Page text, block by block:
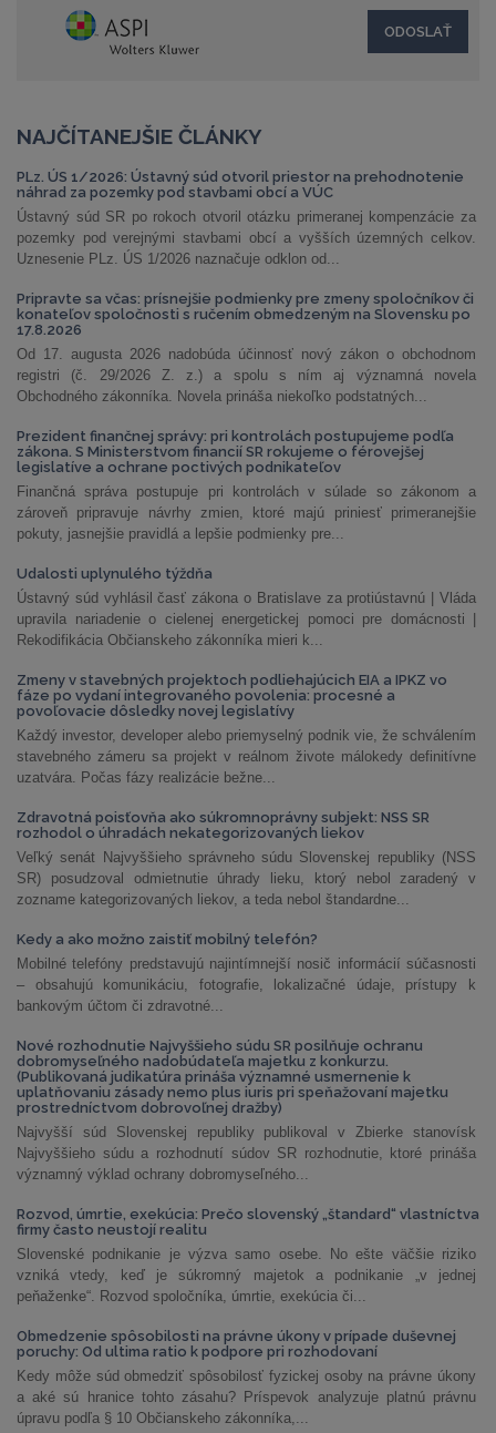
NAJČÍTANEJŠIE ČLÁNKY
PLz. ÚS 1/2026: Ústavný súd otvoril priestor na prehodnotenie
náhrad za pozemky pod stavbami obcí a VÚC
Ústavný súd SR po rokoch otvoril otázku primeranej kompenzácie za
pozemky pod verejnými stavbami obcí a vyšších územných celkov.
Uznesenie PLz. ÚS 1/2026 naznačuje odklon od...
Pripravte sa včas: prísnejšie podmienky pre zmeny spoločníkov či
konateľov spoločnosti s ručením obmedzeným na Slovensku po
17.8.2026
Od 17. augusta 2026 nadobúda účinnosť nový zákon o obchodnom
registri (č. 29/2026 Z. z.) a spolu s ním aj významná novela
Obchodného zákonníka. Novela prináša niekoľko podstatných...
Prezident finančnej správy: pri kontrolách postupujeme podľa
zákona. S Ministerstvom financií SR rokujeme o férovejšej
legislatíve a ochrane poctivých podnikateľov
Finančná správa postupuje pri kontrolách v súlade so zákonom a
zároveň pripravuje návrhy zmien, ktoré majú priniesť primeranejšie
pokuty, jasnejšie pravidlá a lepšie podmienky pre...
Udalosti uplynulého týždňa
Ústavný súd vyhlásil časť zákona o Bratislave za protiústavnú | Vláda
upravila nariadenie o cielenej energetickej pomoci pre domácnosti |
Rekodifikácia Občianskeho zákonníka mieri k...
Zmeny v stavebných projektoch podliehajúcich EIA a IPKZ vo
fáze po vydaní integrovaného povolenia: procesné a
povoľovacie dôsledky novej legislatívy
Každý investor, developer alebo priemyselný podnik vie, že schválením
stavebného zámeru sa projekt v reálnom živote málokedy definitívne
uzatvára. Počas fázy realizácie bežne...
Zdravotná poisťovňa ako súkromnoprávny subjekt: NSS SR
rozhodol o úhradách nekategorizovaných liekov
Veľký senát Najvyššieho správneho súdu Slovenskej republiky (NSS
SR) posudzoval odmietnutie úhrady lieku, ktorý nebol zaradený v
zozname kategorizovaných liekov, a teda nebol štandardne...
Kedy a ako možno zaistiť mobilný telefón?
Mobilné telefóny predstavujú najintímnejší nosič informácií súčasnosti
– obsahujú komunikáciu, fotografie, lokalizačné údaje, prístupy k
bankovým účtom či zdravotné...
Nové rozhodnutie Najvyššieho súdu SR posilňuje ochranu
dobromyseľného nadobúdateľa majetku z konkurzu.
(Publikovaná judikatúra prináša významné usmernenie k
uplatňovaniu zásady nemo plus iuris pri speňažovaní majetku
prostredníctvom dobrovoľnej dražby)
Najvyšší súd Slovenskej republiky publikoval v Zbierke stanovísk
Najvyššieho súdu a rozhodnutí súdov SR rozhodnutie, ktoré prináša
významný výklad ochrany dobromyseľného...
Rozvod, úmrtie, exekúcia: Prečo slovenský „štandard“ vlastníctva
firmy často neustojí realitu
Slovenské podnikanie je výzva samo osebe. No ešte väčšie riziko
vzniká vtedy, keď je súkromný majetok a podnikanie „v jednej
peňaženke“. Rozvod spoločníka, úmrtie, exekúcia či...
Obmedzenie spôsobilosti na právne úkony v prípade duševnej
poruchy: Od ultima ratio k podpore pri rozhodovaní
Kedy môže súd obmedziť spôsobilosť fyzickej osoby na právne úkony
a aké sú hranice tohto zásahu? Príspevok analyzuje platnú právnu
úpravu podľa § 10 Občianskeho zákonníka,...